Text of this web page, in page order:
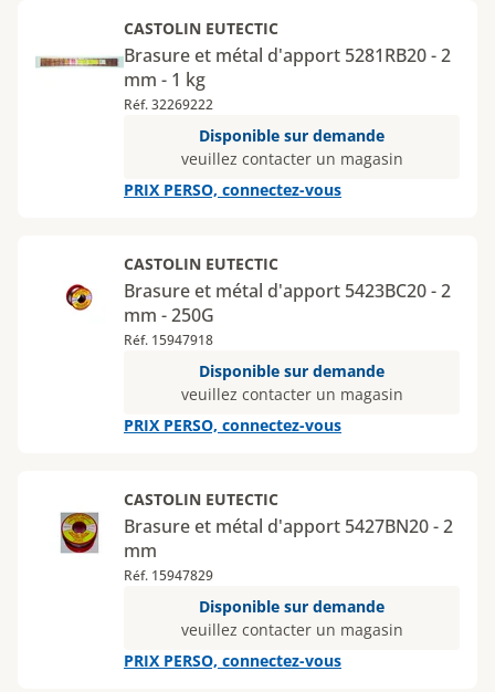
CASTOLIN EUTECTIC
Brasure et métal d'apport 5281RB20 - 2
mm - 1 kg
Réf. 32269222
Disponible sur demande
veuillez contacter un magasin
PRIX PERSO, connectez-vous
CASTOLIN EUTECTIC
Brasure et métal d'apport 5423BC20 - 2
mm - 250G
Réf. 15947918
Disponible sur demande
veuillez contacter un magasin
PRIX PERSO, connectez-vous
CASTOLIN EUTECTIC
Brasure et métal d'apport 5427BN20 - 2
mm
Réf. 15947829
Disponible sur demande
veuillez contacter un magasin
PRIX PERSO, connectez-vous